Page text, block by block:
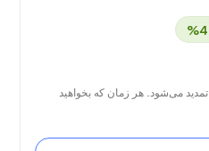
/mo تمدید می‌شود. هر زمان که بخواهید